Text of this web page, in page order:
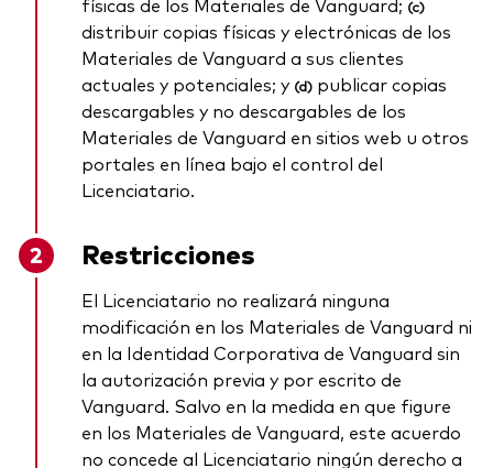
(c)
distribuir copias físicas y electrónicas de los
Materiales de Vanguard a sus clientes
actuales y potenciales; y (d) publicar copias
descargables y no descargables de los
Materiales de Vanguard en sitios web u otros
portales en línea bajo el control del
Licenciatario.
Restricciones
El Licenciatario no realizará ninguna
modificación en los Materiales de Vanguard ni
en la Identidad Corporativa de Vanguard sin
la autorización previa y por escrito de
Vanguard. Salvo en la medida en que figure
en los Materiales de Vanguard, este acuerdo
no concede al Licenciatario ningún derecho a